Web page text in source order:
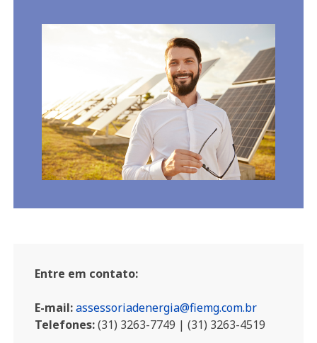
Entre em contato:
E-mail:assessoriadenergia@fiemg.com.br
Telefones:(31) 3263-7749 | (31) 3263-4519